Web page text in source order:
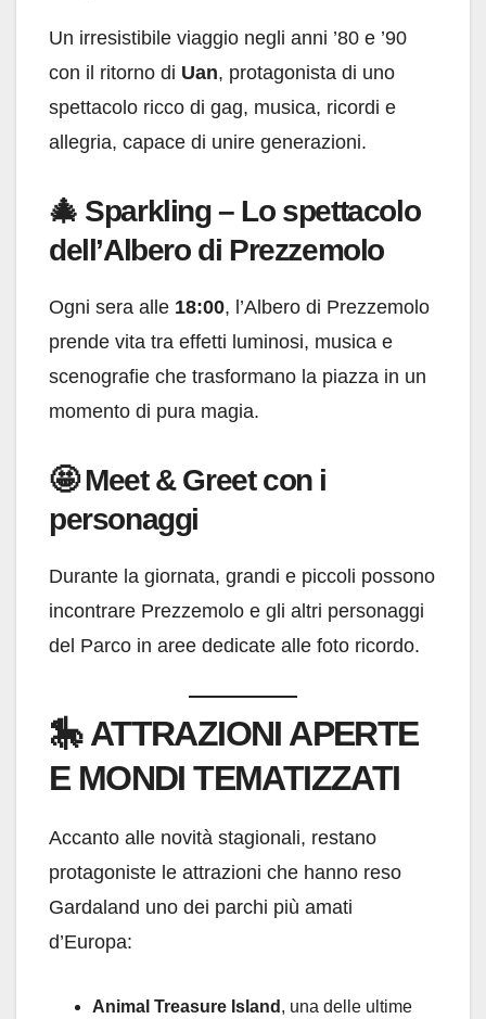
Un irresistibile viaggio negli anni ’80 e ’90
con il ritorno di Uan, protagonista di uno
spettacolo ricco di gag, musica, ricordi e
allegria, capace di unire generazioni.
🎄 Sparkling – Lo spettacolo
dell’Albero di Prezzemolo
Ogni sera alle 18:00, l’Albero di Prezzemolo
prende vita tra effetti luminosi, musica e
scenografie che trasformano la piazza in un
momento di pura magia.
🤩 Meet & Greet con i
personaggi
Durante la giornata, grandi e piccoli possono
incontrare Prezzemolo e gli altri personaggi
del Parco in aree dedicate alle foto ricordo.
🎠ATTRAZIONI APERTE
E MONDI TEMATIZZATI
Accanto alle novità stagionali, restano
protagoniste le attrazioni che hanno reso
Gardaland uno dei parchi più amati
d’Europa:
Animal Treasure Island , una delle ultime